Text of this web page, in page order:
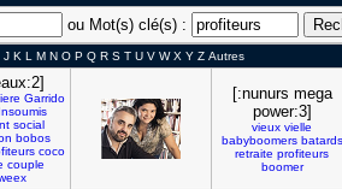
ou Mot(s) clé(s) :
J K L M N O P Q R S T U V W X Y Z Autres
Garrido
Insoumis
social
bobos
coco
couple
[:nunurs mega
power:3]
vieux vielle
babyboomers batards
retraite profiteurs
boomer